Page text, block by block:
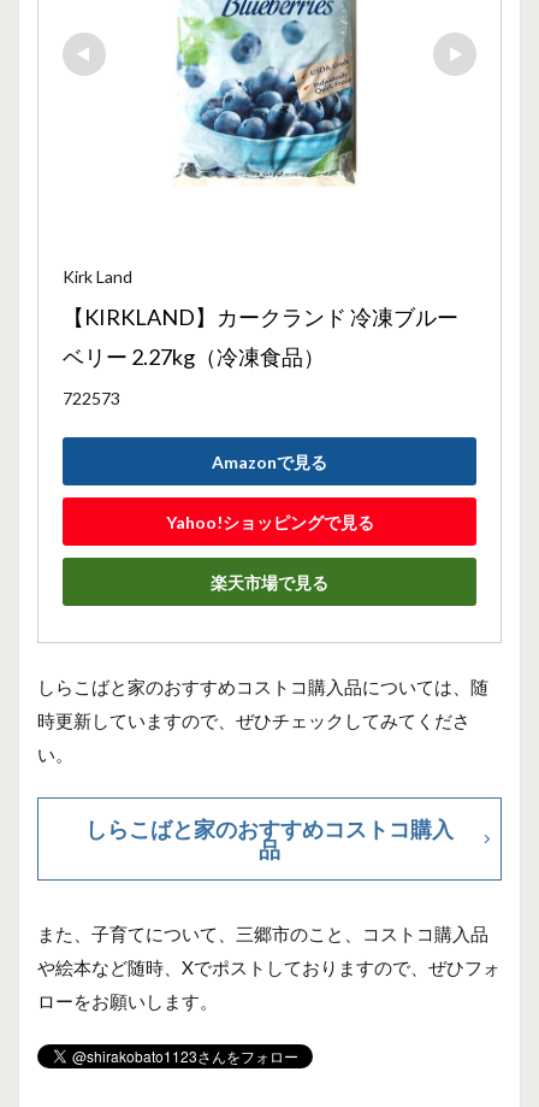
Kirk Land
【KIRKLAND】カークランド 冷凍ブルー
ベリー 2.27kg（冷凍食品）
722573
Amazonで見る
Yahoo!ショッピングで見る
楽天市場で見る
しらこばと家のおすすめコストコ購入品については、随
時更新していますので、ぜひチェックしてみてくださ
い。
しらこばと家のおすすめコストコ購入
品
また、子育てについて、三郷市のこと、コストコ購入品
や絵本など随時、Xでポストしておりますので、ぜひフォ
ローをお願いします。